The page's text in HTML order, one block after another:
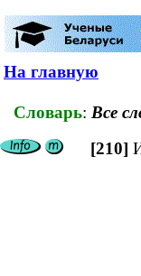
На главную
Словарь: Все
[210]